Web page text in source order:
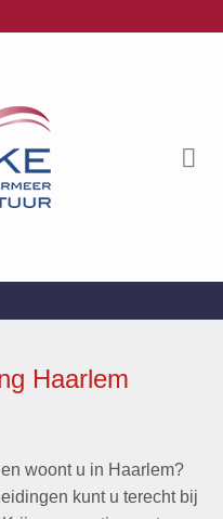
Haarlem
woont u in Haarlem?
kunt u terecht bij